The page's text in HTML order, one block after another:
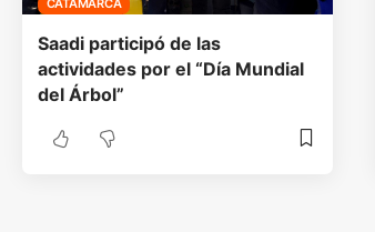
CATAMARCA
Saadi participó de las
actividades por el “Día Mundial
del Árbol”